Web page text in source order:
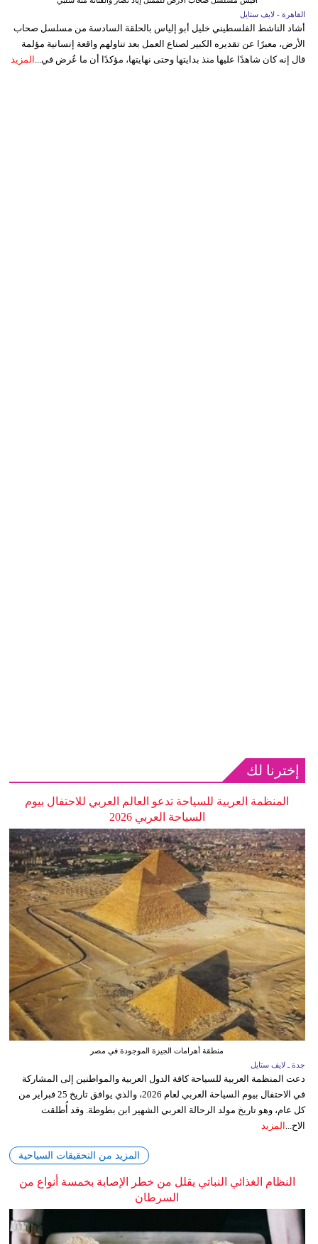
القاهرة - لايف ستايل
أشاد الناشط الفلسطيني خليل أبو إلياس بالحلقة السادسة من مسلسل صحاب
الأرض، معبرًا عن تقديره الكبير لصناع العمل بعد تناولهم واقعة إنسانية مؤلمة
قال إنه كان شاهدًا عليها منذ بدايتها وحتى نهايتها، مؤكدًا أن ما عُرض في... المزيد
إخترنا لك
المنظمة العربية للسياحة تدعو العالم العربي للاحتفال بيوم
السياحة العربي 2026
منطقة أهرامات الجيزة الموجودة في مصر
جدة ـ لايف ستايل
دعت المنظمة العربية للسياحة كافة الدول العربية والمواطنين إلى المشاركة
في الاحتفال بيوم السياحة العربي لعام 2026، والذي يوافق تاريخ 25 فبراير من
كل عام، وهو تاريخ مولد الرحالة العربي الشهير ابن بطوطة. وقد أُطلقت
الاح... المزيد
المزيد من التحقيقات السياحية
النظام الغذائي النباتي يقلل من خطر الإصابة بخمسة أنواع من
السرطان